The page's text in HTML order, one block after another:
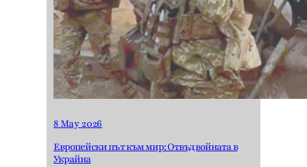
8 May 2026
Европейски път към мир: Отвъд войната в
Украйна